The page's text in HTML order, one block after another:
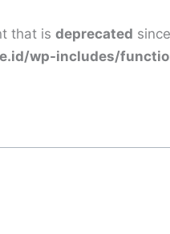
that is deprecated
wp-includes/